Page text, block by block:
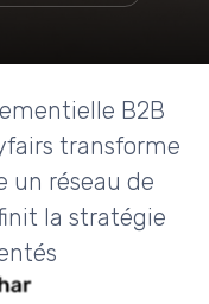
B2B
transforme
un réseau de
la stratégie